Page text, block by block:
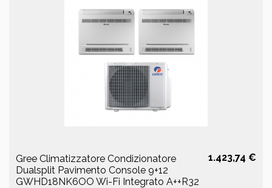
Gree Climatizzatore Condizionatore
Dualsplit Pavimento Console 9+12
GWHD18NK6OO Wi-Fi Integrato A++R32
1.423,74 €